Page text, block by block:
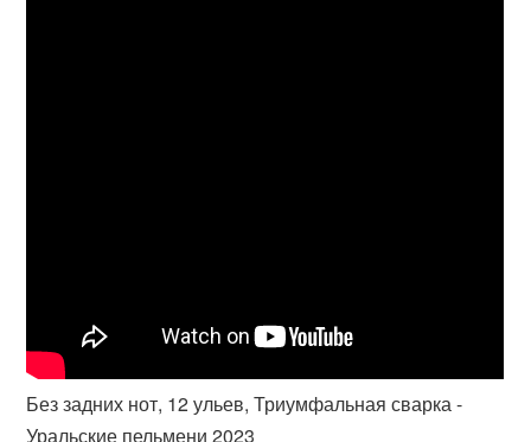
Без задних нот, 12 ульев, Триумфальная сварка -
Уральские пельмени 2023